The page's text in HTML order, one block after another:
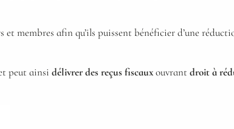
et membres afin qu’ils puissent bénéficier d’une
peut ainsi délivrer des reçus fiscauxouvrant droit à